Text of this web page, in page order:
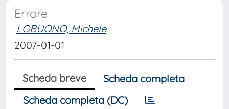
Errore
LOBUONO, Michele
2007-01-01
Scheda breve
Scheda completa
Scheda completa (DC)